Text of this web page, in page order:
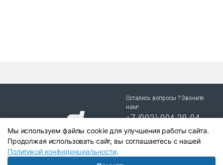
товара.
Остались вопросы ? Звоните
нам!
+7 (903) 904 38-94
г. Новосибирск, ул. Степная
25/1 к.1
Мы используем файлы cookie для улучшения работы сайта.
Продолжая использовать сайт, вы соглашаетесь с нашей
Политикой конфиденциальности.